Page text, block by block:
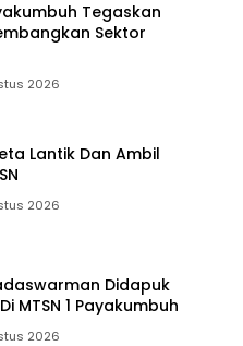
Tegaskan
Sektor
2026
Lantik Dan Ambil
2026
Didapuk
MTSN 1 Payakumbuh
2026